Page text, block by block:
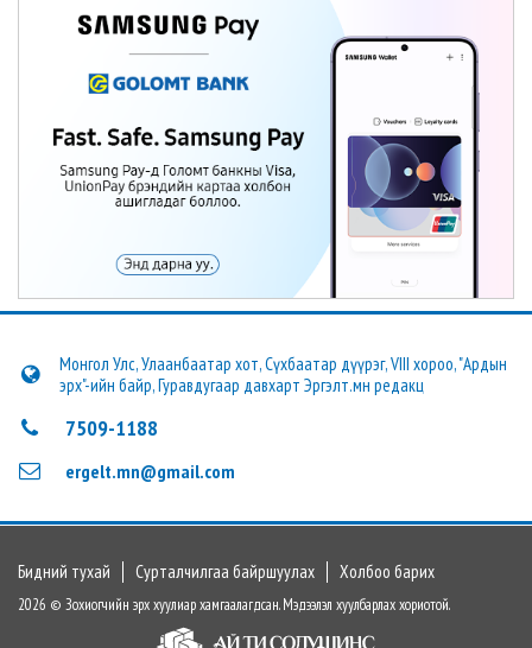
Монгол Улс, Улаанбаатар хот, Сүхбаатар дүүрэг, VIII хороо, "Ардын
эрх"-ийн байр, Гуравдугаар давхарт Эргэлт.мн редакц
7509-1188
ergelt.mn@gmail.com
Бидний тухай Сурталчилгаа байршуулах Холбоо барих
2026 © Зохиогчийн эрх хуулиар хамгаалагдсан. Мэдээлэл хуулбарлах хориотой.